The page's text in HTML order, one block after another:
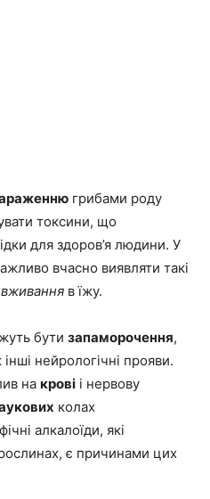
грибами роду
токсини, що
для здоров’я людини. У
вчасно виявляти такі
вживання в їжу.
бути запаморочення,
інші нейрологічні прояви.
на крові і нервову
колах
алкалоїди, які
є причинами цих